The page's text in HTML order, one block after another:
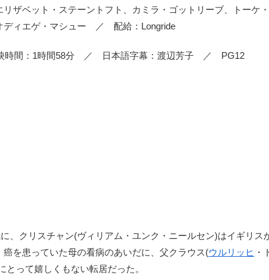
ザベット・ステーントフト、カミラ・ゴットリーブ、トーケ
ディエゲ・マシュー ／ 配給：Longride
間：1時間58分 ／ 日本語字幕：渡辺芳子 ／ PG12
クリスチャン(ヴィリアム・ユンク・ニールセン)はイギリス
を患っていた母の看病のあいだに、父クラウス(ウルリッヒ ・
って嬉しくもない転居だった。